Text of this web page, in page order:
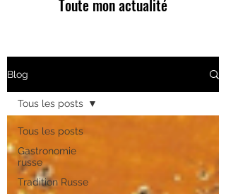
Toute mon actualité
Blog
Tous les posts
Gastronomie
russe
Tradition Russe
Tous les posts